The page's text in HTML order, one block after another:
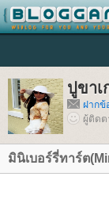
ปูขาเ
ฝากข้
ผู้ติดต
มินิเบอร์รี่ทาร์ต